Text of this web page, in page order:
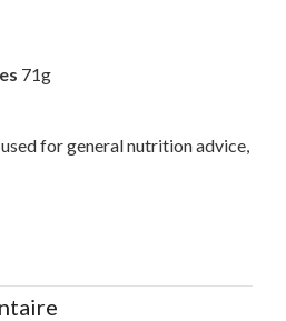
71g
for general nutrition advice,